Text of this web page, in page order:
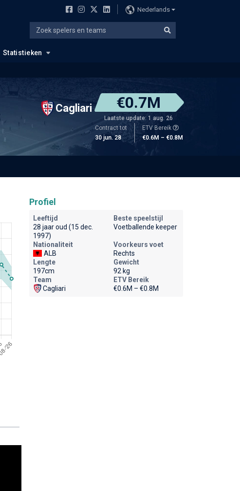
Nederlands
Statistieken
Cagliari €0.7M
Laatste update: 1 aug. 26
Contract tot
30 jun. 28
ETV Bereik
€0.6M – €0.8M
Profiel
Leeftijd
28 jaar oud (15 dec.
1997)
Beste speelstijl
Voetballende keeper
Nationaliteit
ALB
Voorkeurs voet
Rechts
Lengte
197cm
Gewicht
92 kg
Team
Cagliari
ETV Bereik
€0.6M – €0.8M